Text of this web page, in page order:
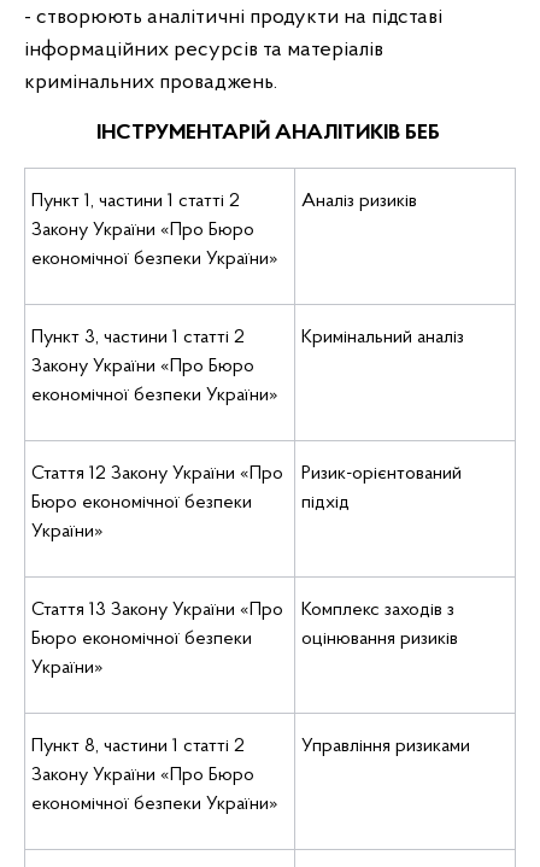
- створюють аналітичні продукти на підставі
інформаційних ресурсів та матеріалів
кримінальних проваджень.
ІНСТРУМЕНТАРІЙ АНАЛІТИКІВ БЕБ
Пункт 1, частини 1 статті 2
Закону України «Про Бюро
економічної безпеки України»
Аналіз ризиків
Пункт 3, частини 1 статті 2
Закону України «Про Бюро
економічної безпеки України»
Кримінальний аналіз
Стаття 12 Закону України «Про
Бюро економічної безпеки
України»
Ризик-орієнтований
підхід
Стаття 13 Закону України «Про
Бюро економічної безпеки
України»
Комплекс заходів з
оцінювання ризиків
Пункт 8, частини 1 статті 2
Закону України «Про Бюро
економічної безпеки України»
Управління ризиками